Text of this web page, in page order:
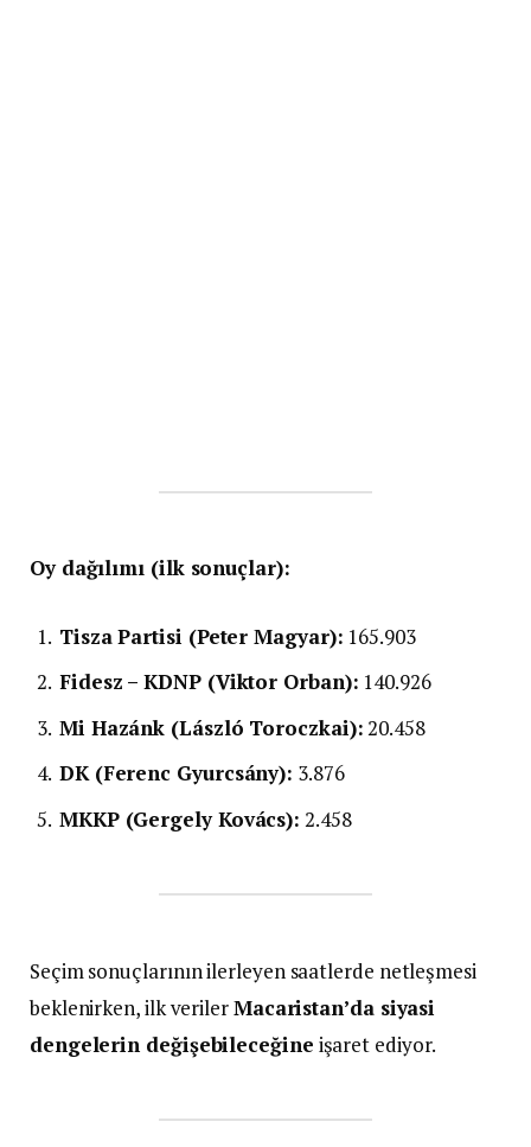
Oy dağılımı (ilk sonuçlar):
Tisza Partisi (Peter Magyar): 165.903
Fidesz – KDNP (Viktor Orban): 140.926
Mi Hazánk (László Toroczkai): 20.458
DK (Ferenc Gyurcsány): 3.876
MKKP (Gergely Kovács): 2.458
Seçim sonuçlarının ilerleyen saatlerde netleşmesi
beklenirken, ilk verilerMacaristan’da siyasi
dengelerin değişebileceğine işaret ediyor.